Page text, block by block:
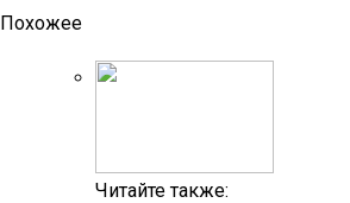
Похожее
Читайте также: